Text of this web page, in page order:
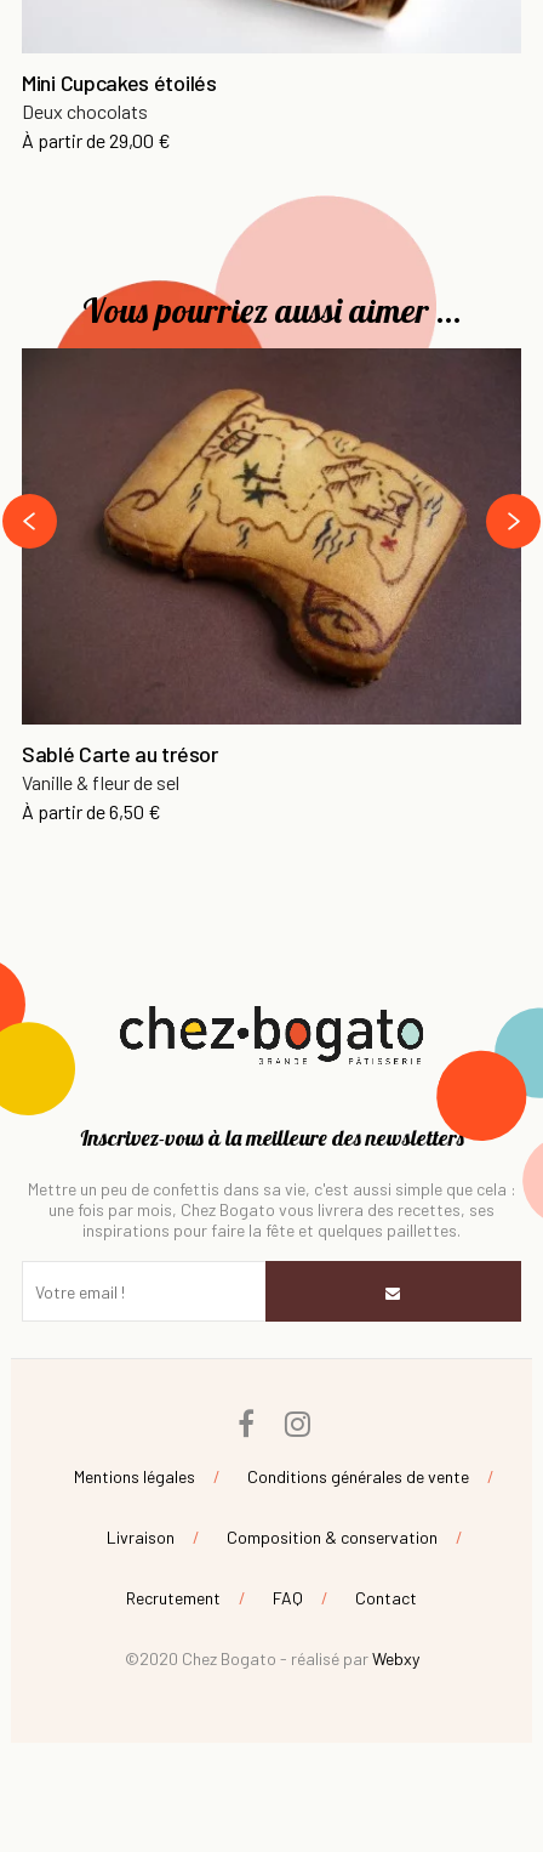
Mini Cupcakes étoilés
Deux chocolats
À partir dePrix
29,00 €
Vous pourriez aussi aimer ...
Sablé Carte au trésor
Vanille & fleur de sel
À partir de6,50 €
‹
›
Inscrivez-vous à la meilleure des newsletters
Mettre un peu de confettis dans sa vie, c'est aussi simple que cela :
une fois par mois, Chez Bogato vous livrera des recettes, ses
inspirations pour faire la fête et quelques paillettes.
Facebook
Mentions légales Conditions générales de vente
Livraison Composition & conservation
Recrutement FAQ Contact
©2020 Chez Bogato - réalisé parWebxy